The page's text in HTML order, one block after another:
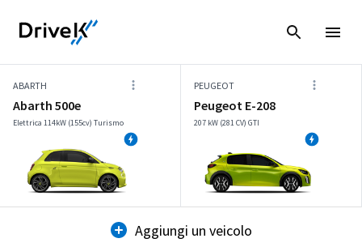
ABARTH
Abarth 500e
Elettrica 114kW (155cv) Turismo
PEUGEOT
Peugeot E-208
207 kW (281 CV) GTI
Aggiungi un veicolo